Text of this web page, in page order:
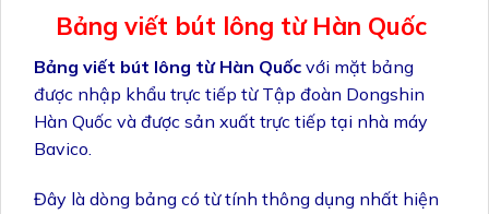
Bảng viết bút lông từ Hàn Quốc
Bảng viết bút lông từ Hàn Quốc với mặt bảng
được nhập khẩu trực tiếp từ Tập đoàn Dongshin
Hàn Quốc và được sản xuất trực tiếp tại nhà máy
Bavico.
Đây là dòng bảng có từ tính thông dụng nhất hiện